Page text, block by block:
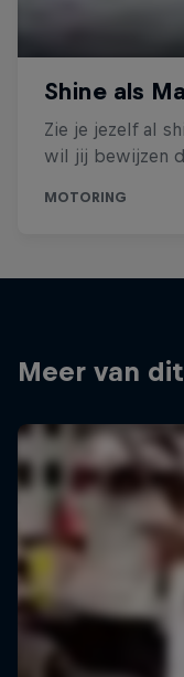
Meer van dit